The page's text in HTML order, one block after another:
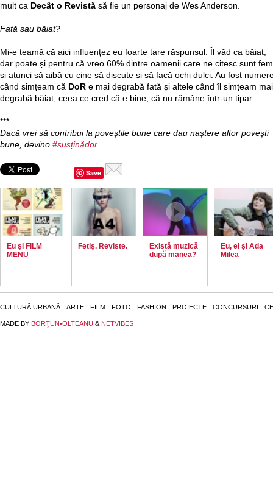
mult ca Decât o Revistă să fie un personaj de Wes Anderson.
Fată sau băiat?
Mi-e teamă că aici influențez eu foarte tare răspunsul. Îl văd ca băiat,
dar poate și pentru că vreo 60% dintre oamenii care ne citesc sunt
și atunci să aibă cu cine să discute și să facă ochi dulci. Au fost
când simțeam că DoR e mai degrabă fată și altele când îl simțeam mai
degrabă băiat, ceea ce cred că e bine, că nu rămâne într-un tipar.
***
Dacă vrei să contribui la poveștile bune care dau naștere altor povești
bune, devino #susținădor.
Save
Eu şi FILM
MENU
Fetiş. Reviste.
Există muzică
după manea?
Eu, el şi Ada
Milea
CULTURĂ URBANĂ ARTE FILM FOTO FASHION PROIECTE CONCURSURI
MADE BY BORŢUN•OLTEANU & NETVIBES